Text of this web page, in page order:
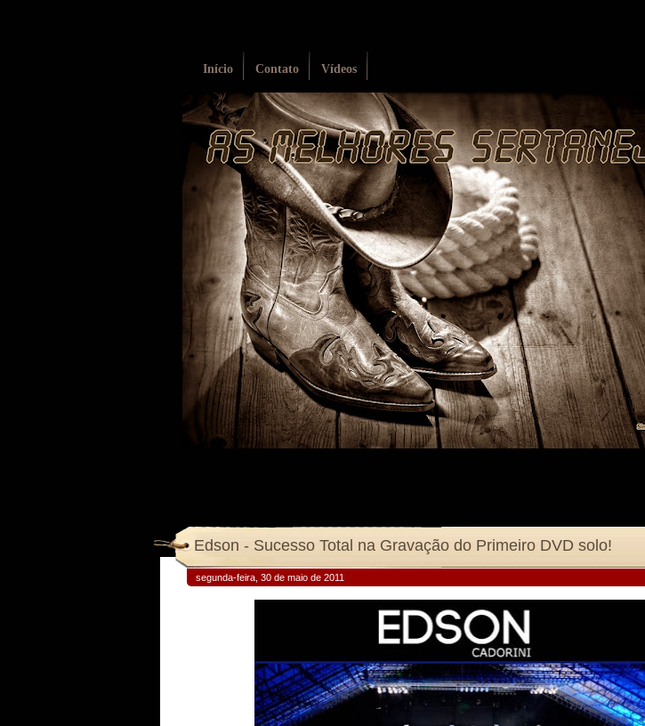
Início Contato Vídeos
Edson - Sucesso Total na Gravação do Primeiro DVD solo!
segunda-feira, 30 de maio de 2011